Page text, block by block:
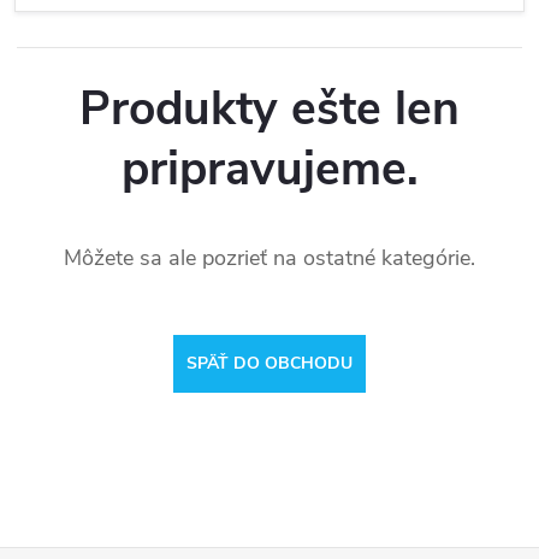
Produkty ešte len
pripravujeme.
Môžete sa ale pozrieť na ostatné kategórie.
SPÄŤ DO OBCHODU